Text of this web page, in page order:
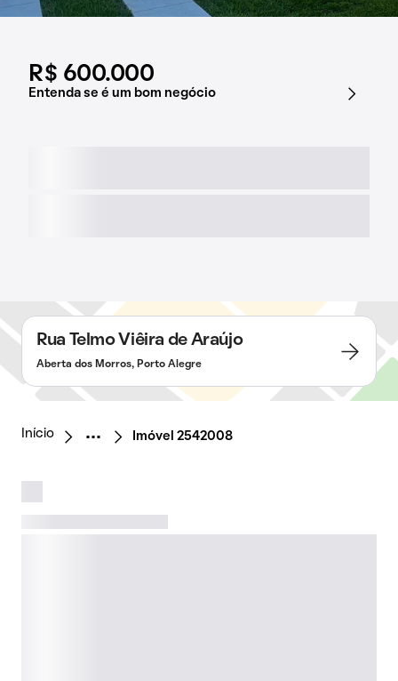
R$ 600.000
Entenda se é um bom negócio
Rua Telmo Viêira de Araújo
Aberta dos Morros, Porto Alegre
Início Imóvel 2542008